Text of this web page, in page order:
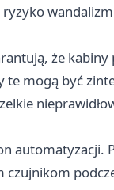
że kabiny
te mogą być
automatyzacji.
czujnikom